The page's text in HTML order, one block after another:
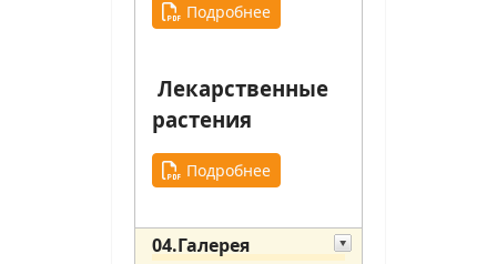
Подробнее
Лекарственные
растения
Подробнее
04.Галерея